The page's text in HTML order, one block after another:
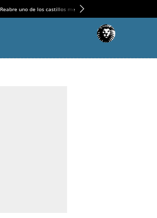
Reabre uno de los castillos medievales más espectaculares